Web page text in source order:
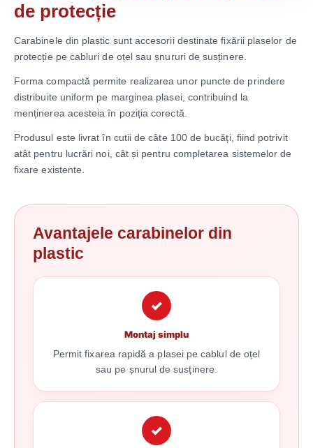
de protecție
Carabinele din plastic sunt accesorii destinate fixării plaselor de
protecție pe cabluri de oțel sau șnururi de susținere.
Forma compactă permite realizarea unor puncte de prindere
distribuite uniform pe marginea plasei, contribuind la
menținerea acesteia în poziția corectă.
Produsul este livrat în cutii de câte 100 de bucăți, fiind potrivit
atât pentru lucrări noi, cât și pentru completarea sistemelor de
fixare existente.
Avantajele carabinelor din
plastic
✓
Montaj simplu
Permit fixarea rapidă a plasei pe cablul de oțel
sau pe șnurul de susținere.
✓